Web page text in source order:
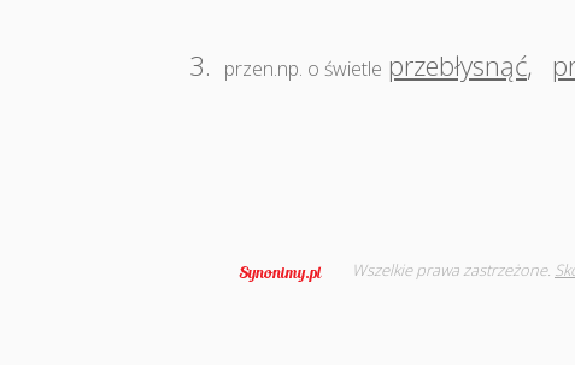
3. przen.np. o świetle przebłysnąć,
Wszelkie prawa zastrzeżone.